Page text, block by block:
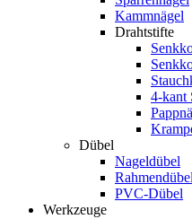
Kammnägel
Drahtstifte
4-kant
Dübel
Nageldübel
PVC-Dübel
Werkzeuge